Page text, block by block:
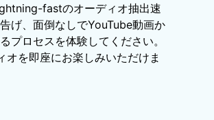
fastのオーディオ抽出速
げ、面倒なしでYouTube動画か
プロセスを体験してください。
を即座にお楽しみいただけま